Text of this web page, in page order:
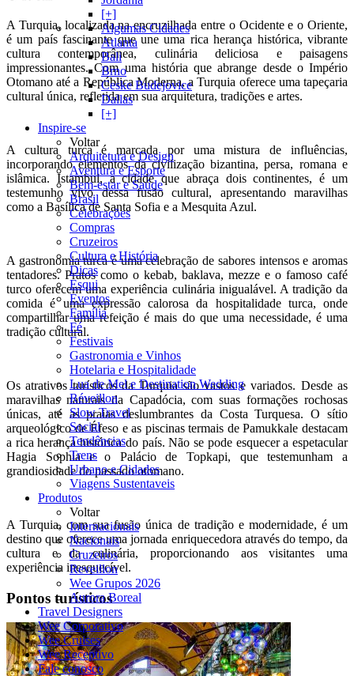
[+]
Algumas Cidades
Atlanta
Bali
Brno
Ceske Budejovice
Dallas
[+]
Inspire-se
Voltar
Arquitetura e Design
Aventura e Esporte
Bem-estar e Saúde
Brasil
Celebrações
Compras
Cruzeiros
Cultura e História
Dicas
Esqui
Eventos
Família
Fé
Festivais
Gastronomia e Vinhos
Hotelaria e Hospitalidade
Lua de Mel e Destination Wedding
Réveillon
Slow Travel
Social
Tendências
Trens
Urbano e Cidades
Viagens Sustentaveis
Produtos
Voltar
Internacionais
Nacionais
Cruzeiros
Reveillon
Wee Grupos 2026
Aurora Boreal
Travel Designers
Wee Corporativo
Wee Cruises
Wee Receptivo
Fale conosco
A Turquia, localizada na encruzilhada entre o Ocidente e o Oriente,
é um país fascinante que une uma rica herança histórica, vibrante
cultura contemporânea, culinária deliciosa e paisagens
impressionantes. Com uma história que abrange desde o Império
Otomano até a República Moderna, a Turquia oferece uma tapeçaria
cultural única, refletida em sua arquitetura, tradições e artes.
A cultura turca é marcada por uma mistura de influências,
incorporando elementos da civilização bizantina, persa, romana e
islâmica. Istambul, a cidade que abraça dois continentes, é um
testemunho vivo dessa fusão cultural, apresentando maravilhas
como a Basílica de Santa Sofia e a Mesquita Azul.
A gastronomia turca é uma celebração de sabores intensos e aromas
tentadores. Pratos como o kebab, baklava, mezze e o famoso café
turco oferecem uma experiência culinária inigualável. A tradição da
comida é uma expressão calorosa da hospitalidade turca, onde
compartilhar uma refeição é mais do que uma necessidade, é uma
tradição cultural.
Os atrativos turísticos da Turquia são vastos e variados. Desde as
maravilhas naturais da Capadócia, com suas formações rochosas
únicas, até as praias deslumbrantes da Costa Turquesa. O sítio
arqueológico de Éfeso e as piscinas termais de Pamukkale destacam
a rica herança histórica do país. Não se pode esquecer a espetacular
Hagia Sophia e o Palácio de Topkapi, que testemunham a
grandiosidade do passado otomano.
A Turquia, com sua fusão única de tradição e modernidade, é um
destino que oferece uma jornada enriquecedora através do tempo, da
cultura e da culinária, proporcionando aos visitantes uma
experiência inesquecível.
Pontos turísticos